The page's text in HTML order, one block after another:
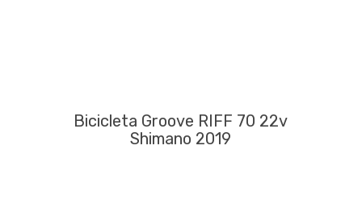
Bicicleta Groove RIFF 70 22v
Shimano 2019